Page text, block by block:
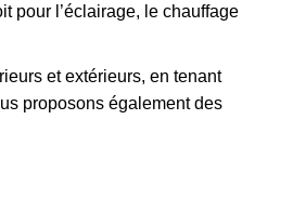
pour l’éclairage, le chauffage
et extérieurs, en tenant
proposons également des